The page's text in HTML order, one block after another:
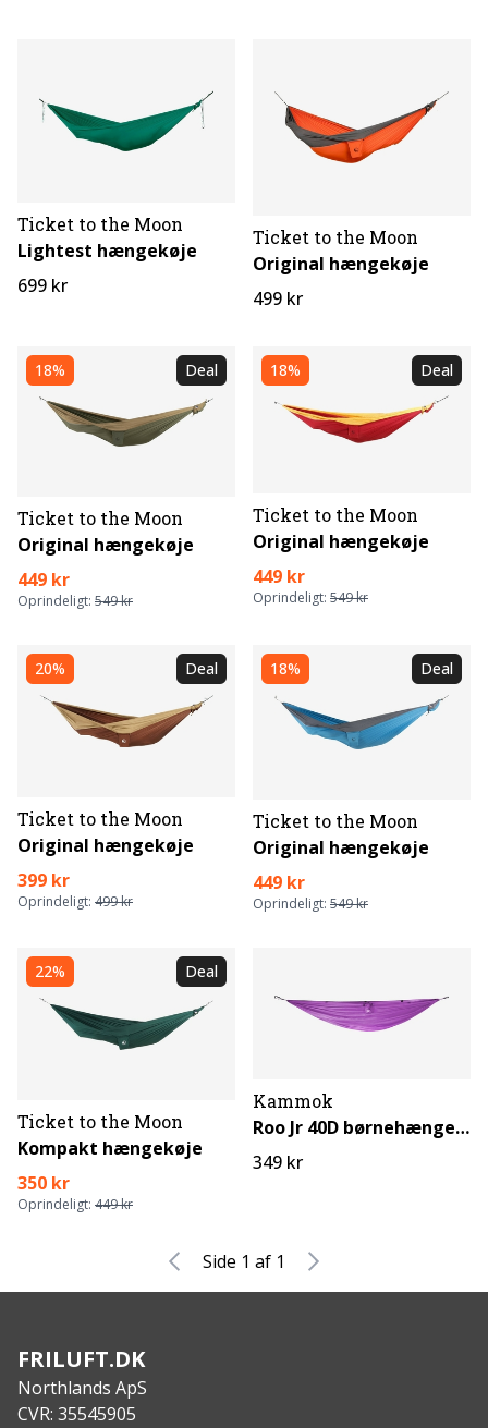
Ticket to the Moon
Lightest hængekøje
699 kr
Ticket to the Moon
Original hængekøje
499 kr
18% Deal
Ticket to the Moon
Original hængekøje
449 kr
Oprindeligt: 549 kr
18% Deal
Ticket to the Moon
Original hængekøje
449 kr
Oprindeligt: 549 kr
20% Deal
Ticket to the Moon
Original hængekøje
399 kr
Oprindeligt: 499 kr
18% Deal
Ticket to the Moon
Original hængekøje
449 kr
Oprindeligt: 549 kr
22% Deal
Ticket to the Moon
Kompakt hængekøje
350 kr
Oprindeligt: 449 kr
Kammok
Roo Jr 40D børnehængekøje
349 kr
Side 1 af 1
FRILUFT.DK
Northlands ApS
CVR: 35545905